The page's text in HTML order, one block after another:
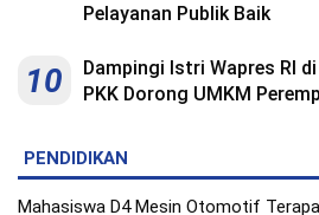
Pelayanan Publik Baik
10
Dampingi Istri Wapres RI
PKK Dorong UMKM
PENDIDIKAN
Mahasiswa D4 Mesin Otomotif